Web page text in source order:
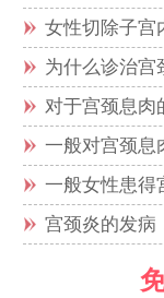
女性切除子宫
为什么诊治宫
对于宫颈息肉
一般对宫颈息
一般女性患得
宫颈炎的发病